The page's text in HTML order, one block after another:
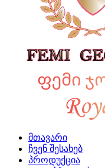
მთავარი
ჩვენ შესახებ
პროდუქცია